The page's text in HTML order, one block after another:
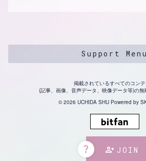
person_add JOIN
question_mark
Support Menu
掲載されているすべてのコン
(記事、画像、音声データ、映像データ等)の無
© 2026 UCHIDA SHU Powered by